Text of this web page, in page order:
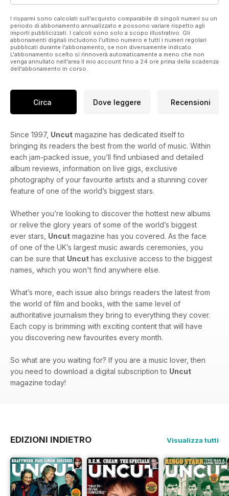
I risparmi sono calcolati sull'acquisto comparabile di singoli numeri su un
periodo di abbonamento annualizzato e possono variare rispetto agli
importi pubblicizzati. I calcoli sono solo a scopo illustrativo. Gli
abbonamenti digitali includono l'ultimo numero e tutti i numeri regolari
pubblicati durante l'abbonamento, se non diversamente indicato.
L'abbonamento scelto si rinnoverà automaticamente a meno che non
venga annullato nell'area Il mio account fino a 24 ore prima della scadenza
dell'abbonamento in corso.
Circa Dove leggere Recensioni
Since 1997, Uncut magazine has dedicated itself to
bringing its readers the best from the world of music. Within
each jam-packed issue, you’ll find unbiased and detailed
album reviews, information on live gigs, exclusive
photography of your favourite artists and a stunning cover
feature of one of the world’s biggest stars.
Whether you’re looking to discover the hottest new albums
or relive the glory years of some of the world’s biggest
ever stars, Uncut magazine has you covered. As the face
of one of the UK’s largest music awards ceremonies, you
can be sure that Uncut has exclusive access to the biggest
names, which you won't find anywhere else.
What’s more, each issue also brings readers the latest from
the world of film and books, with the same level of
authoritative journalism they bring to everything they cover.
Each copy is brimming with exciting content that will have
you discovering new favourites every month.
So what are you waiting for? If you are a music lover, then
you need to download a digital subscription to Uncut
magazine today!
EDIZIONI INDIETRO Visualizza tutti